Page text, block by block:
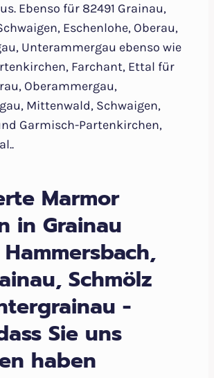
Ebenso für 82491 Grainau,
Eschenlohe, Oberau,
Unterammergau ebenso wie
Farchant, Ettal für
Oberammergau,
Mittenwald, Schwaigen,
Garmisch-Partenkirchen,
Marmor
in Grainau
Schmölz
-
Sie uns
haben